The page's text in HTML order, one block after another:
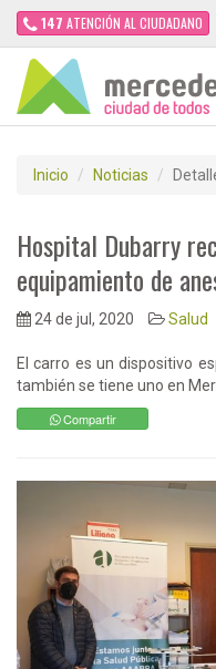
147 ATENCIÓN AL CIUDADANO
Inicio Noticias
Hospital Dubarry
equipamiento de
24 de jul, 2020 Salud
El carro es un dispositivo
también se tiene uno en
Compartir